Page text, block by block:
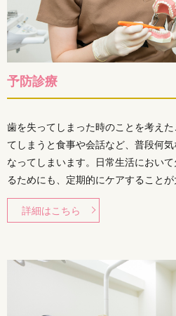
予防診療
歯を失ってしまった時のことを考え
てしまうと食事や会話など、普段何
なってしまいます。日常生活におい
るためにも、定期的にケアすることが
詳細はこちら